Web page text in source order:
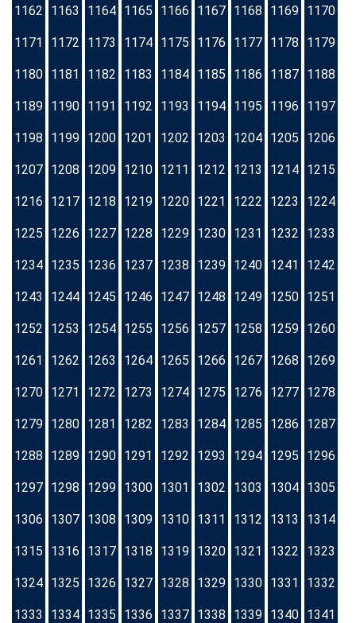
1162 1163 1164 1165 1166 1167 1168 1169 1170
1171 1172 1173 1174 1175 1176 1177 1178 1179
1180 1181 1182 1183 1184 1185 1186 1187 1188
1189 1190 1191 1192 1193 1194 1195 1196 1197
1198 1199 1200 1201 1202 1203 1204 1205 1206
1207 1208 1209 1210 1211 1212 1213 1214 1215
1216 1217 1218 1219 1220 1221 1222 1223 1224
1225 1226 1227 1228 1229 1230 1231 1232 1233
1234 1235 1236 1237 1238 1239 1240 1241 1242
1243 1244 1245 1246 1247 1248 1249 1250 1251
1252 1253 1254 1255 1256 1257 1258 1259 1260
1261 1262 1263 1264 1265 1266 1267 1268 1269
1270 1271 1272 1273 1274 1275 1276 1277 1278
1279 1280 1281 1282 1283 1284 1285 1286 1287
1288 1289 1290 1291 1292 1293 1294 1295 1296
1297 1298 1299 1300 1301 1302 1303 1304 1305
1306 1307 1308 1309 1310 1311 1312 1313 1314
1315 1316 1317 1318 1319 1320 1321 1322 1323
1324 1325 1326 1327 1328 1329 1330 1331 1332
1333 1334 1335 1336 1337 1338 1339 1340 1341